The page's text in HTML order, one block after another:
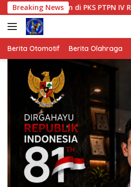
Langsung
ke
konten
Breaking News
PTPN IV Regional 6 Pulau Tiga
Berita Otomotif Berita Olahraga